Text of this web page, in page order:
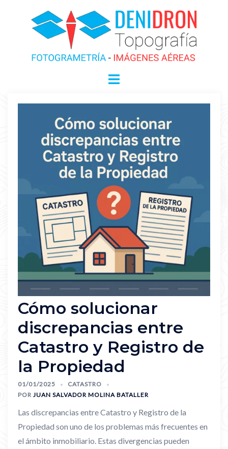
Cómo solucionar
discrepancias entre
Catastro y Registro de
la Propiedad
01/01/2025
CATASTRO
POR JUAN SALVADOR MOLINA BATALLER
Las discrepancias entre Catastro y Registro de la
Propiedad son uno de los problemas más frecuentes en
el ámbito inmobiliario. Estas divergencias pueden